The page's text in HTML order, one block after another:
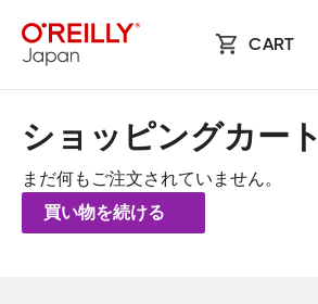
CART
ショッピングカート
まだ何もご注文されていません。
買い物を続ける